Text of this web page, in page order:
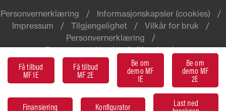
Få tilbud
MF 1E
Få tilbud
MF 2E
Be om
demo MF
1E
Be om
demo MF
2E
Finansiering Konfigurator
Last ned
Personvernerklæring
Informasjonskapsler (cookies)
Impressum
Tilgjengelighet
Vilkår for bruk
Personvernerklæring
Personvernerklæring California
Massey Ferguson er et
verdensomspennende varemerke tilhørende